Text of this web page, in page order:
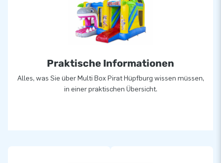
Praktische Informationen
Alles, was Sie über Multi Box Pirat Hüpfburg wissen müssen,
in einer praktischen Übersicht.